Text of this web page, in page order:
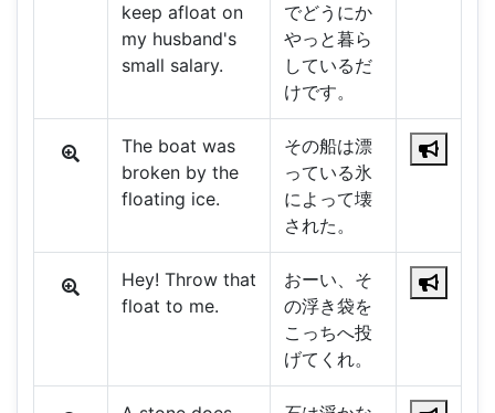
keep afloat on
my husband's
small salary.
でどうにか
やっと暮ら
しているだ
けです。
The boat was
broken by the
floating ice.
その船は漂
っている氷
によって壊
された。
Hey! Throw that
float to me.
おーい、そ
の浮き袋を
こっちへ投
げてくれ。